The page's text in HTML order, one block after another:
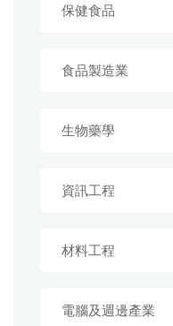
保健食品
食品製造業
生物藥學
資訊工程
材料工程
電腦及週邊產業